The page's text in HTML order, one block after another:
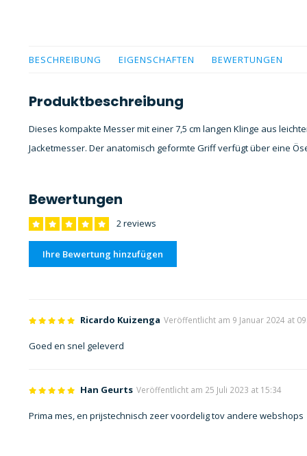
BESCHREIBUNG EIGENSCHAFTEN BEWERTUNGEN
Produktbeschreibung
Dieses kompakte Messer mit einer 7,5 cm langen Klinge aus
Jacketmesser. Der anatomisch geformte Griff verfügt über eine
Bewertungen
2 reviews
Ihre Bewertung hinzufügen
Ricardo Kuizenga Veröffentlicht am 9 Januar 2024 at
Goed en snel geleverd
Han Geurts Veröffentlicht am 25 Juli 2023 at 15:34
Prima mes, en prijstechnisch zeer voordelig tov andere webshops